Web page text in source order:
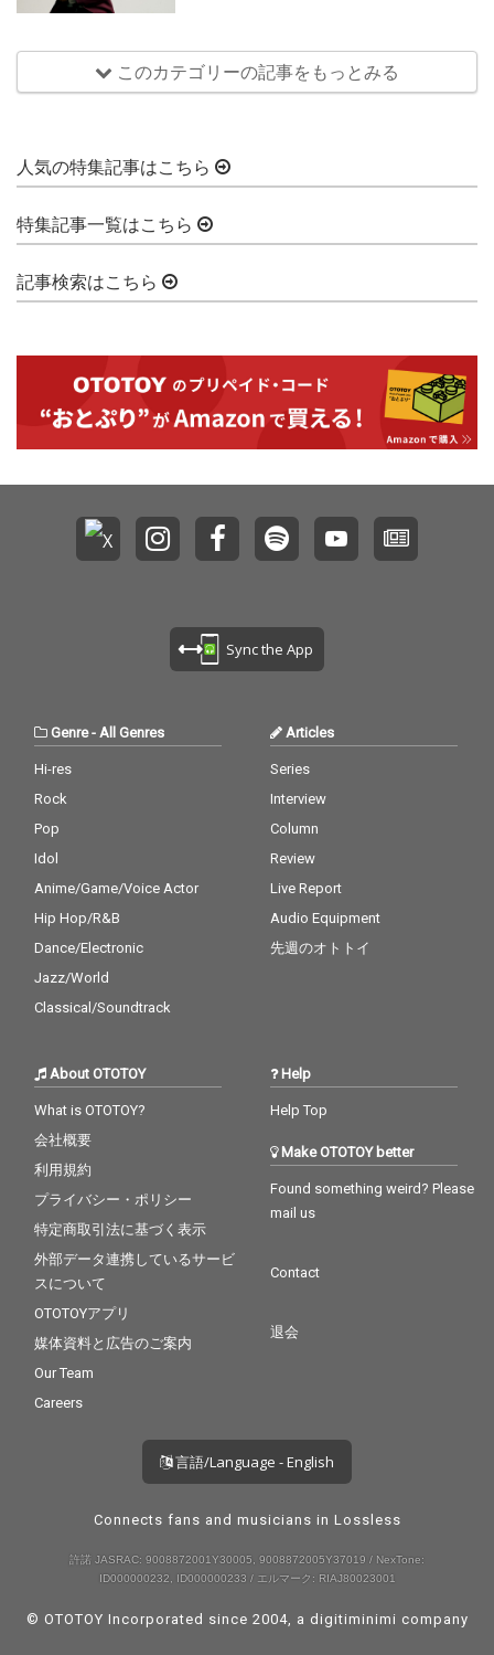
このカテゴリーの記事をもっとみる
人気の特集記事はこちら
特集記事一覧はこちら
記事検索はこちら
Sync the App
Genre-All Genres
Hi-res
Rock
Pop
Idol
Anime/Game/Voice Actor
Hip Hop/R&B
Dance/Electronic
Jazz/World
Classical/Soundtrack
Articles
Series
Interview
Column
Review
Live Report
Audio Equipment
先週のオトトイ
About OTOTOY
What is OTOTOY?
会社概要
利用規約
プライバシー・ポリシー
特定商取引法に基づく表示
外部データ連携しているサービ
スについて
OTOTOYアプリ
媒体資料と広告のご案内
Our Team
Careers
Help
Help Top
Make OTOTOY better
Found something weird? Please
mail us
Contact
退会
言語/Language - English
Connects fans and musicians in Lossless
許諾 JASRAC: 9008872001Y30005, 9008872005Y37019 / NexTone:
ID000000232, ID000000233 / エルマーク: RIAJ80023001
© OTOTOY Incorporated since 2004, a digitiminimi company